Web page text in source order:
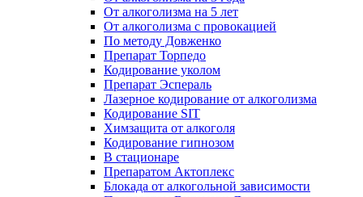
От алкоголизма на 5 лет
От алкоголизма с провокацией
По методу Довженко
Препарат Торпедо
Кодирование уколом
Препарат Эспераль
Лазерное кодирование от алкоголизма
Кодирование SIT
Химзащита от алкоголя
Кодирование гипнозом
В стационаре
Препаратом Актоплекс
Блокада от алкогольной зависимости